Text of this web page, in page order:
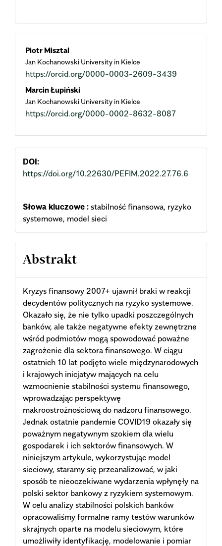
Main
Article
Content
Piotr Misztal
Jan Kochanowski University in Kielce
https://orcid.org/0000-0003-2609-3439
Marcin Łupiński
Jan Kochanowski University in Kielce
https://orcid.org/0000-0002-8632-8087
DOI:
https://doi.org/10.22630/PEFIM.2022.27.76.6
Słowa kluczowe : stabilność finansowa, ryzyko
systemowe, model sieci
Abstrakt
Kryzys finansowy 2007+ ujawnił braki w reakcji
decydentów politycznych na ryzyko systemowe.
Okazało się, że nie tylko upadki poszczególnych
banków, ale także negatywne efekty zewnętrzne
wśród podmiotów mogą spowodować poważne
zagrożenie dla sektora finansowego. W ciągu
ostatnich 10 lat podjęto wiele międzynarodowych
i krajowych inicjatyw mających na celu
wzmocnienie stabilności systemu finansowego,
wprowadzając perspektywę
makroostrożnościową do nadzoru finansowego.
Jednak ostatnie pandemie COVID19 okazały się
poważnym negatywnym szokiem dla wielu
gospodarek i ich sektorów finansowych. W
niniejszym artykule, wykorzystując model
sieciowy, staramy się przeanalizować, w jaki
sposób te nieoczekiwane wydarzenia wpłynęły na
polski sektor bankowy z ryzykiem systemowym.
W celu analizy stabilności polskich banków
opracowaliśmy formalne ramy testów warunków
skrajnych oparte na modelu sieciowym, które
umożliwiły identyfikację, modelowanie i pomiar